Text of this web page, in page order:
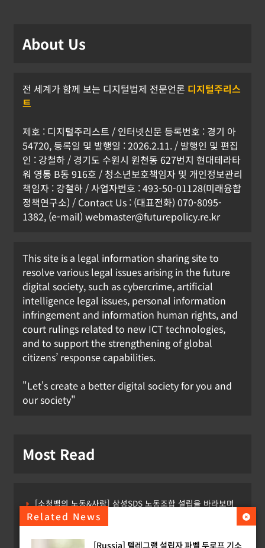
Related News
[Russia] 텔레그램 설립자 파벨 두로프 기소
About Us
전 세계가 함께 보는 디지털법제 전문언론 디지털주리스
트
제호 : 디지털주리스트 / 인터넷신문 등록번호 : 경기 아
54720, 등록일 및 발행일 : 2026.2.11. / 발행인 및 편집
인 : 강철하 / 경기도 수원시 원천동 627번지 현대테라타
워 영통 B동 916호 / 청소년보호책임자 및 개인정보관리
책임자 : 강철하 / 사업자번호 : 493-50-01128(미래융합
정책연구소) / Contact Us : (대표전화) 070-8095-
1382, (e-mail) webmaster@futurepolicy.re.kr
This site is a legal information sharing site to
resolve various legal issues arising in the future
digital society, such as cybercrime, artificial
intelligence legal issues, personal information
infringement and information human rights, and
court rulings related to new ICT technologies,
and to support the strengthening of global
citizens’ response capabilities.
"Let's create a better digital society for you and
our society"
Most Read
[소청백의 노동&사람] 삼성SDS 노동조합 설립을 바라보며
[Russia] 텔레그램 설립자 파벨 두로프 기소